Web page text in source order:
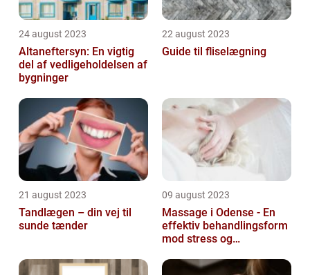
24 august 2023
Altaneftersyn: En vigtig
del af vedligeholdelsen af
bygninger
22 august 2023
Guide til fliselægning
21 august 2023
Tandlægen – din vej til
sunde tænder
09 august 2023
Massage i Odense - En
effektiv behandlingsform
mod stress og